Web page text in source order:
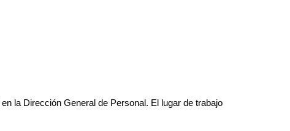
la Dirección General de Personal. El lugar de trabajo